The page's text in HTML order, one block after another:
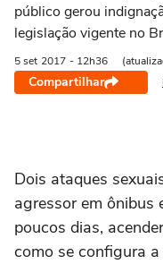
público gerou
legislação vigente no
5 set 2017 - 12h36
Compartilhar
Dois ataques
agressor em ônibus
poucos dias,
como se configura